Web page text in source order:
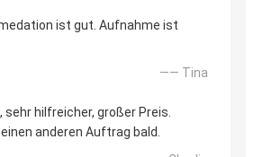
ist gut. Aufnahme ist
—— Tina
sehr hilfreicher, großer Preis.
anderen Auftrag bald.